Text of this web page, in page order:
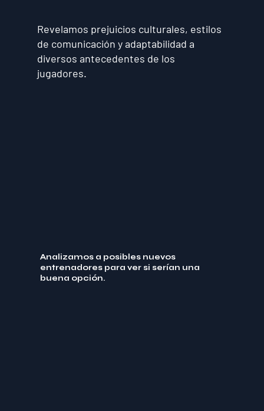
Revelamos prejuicios culturales, estilos
de comunicación y adaptabilidad a
diversos antecedentes de los
jugadores.
Analizamos a posibles nuevos
entrenadores para ver si serían una
buena opción.